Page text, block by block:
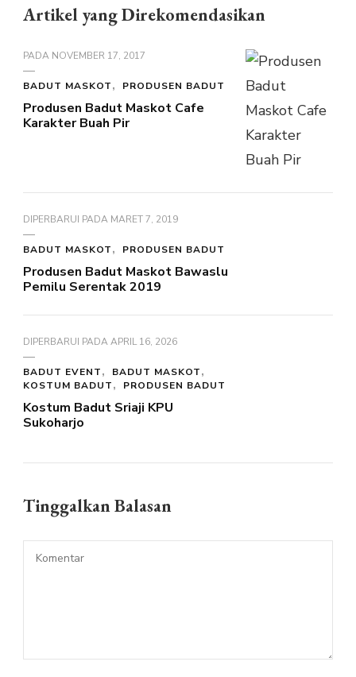
Artikel yang Direkomendasikan
PADA NOVEMBER 17, 2017
BADUT MASKOT PRODUSEN BADUT
Produsen Badut Maskot Cafe
Karakter Buah Pir
DIPERBARUI PADA MARET 7, 2019
BADUT MASKOT PRODUSEN BADUT
Produsen Badut Maskot Bawaslu
Pemilu Serentak 2019
DIPERBARUI PADAAPRIL 16, 2026
BADUT EVENT
BADUT MASKOT
KOSTUM BADUT
PRODUSEN BADUT
Kostum Badut Sriaji KPU
Sukoharjo
Tinggalkan Balasan